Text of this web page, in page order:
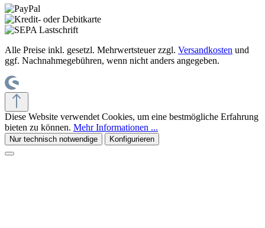
Alle Preise inkl. gesetzl. Mehrwertsteuer zzgl. Versandkosten und
ggf. Nachnahmegebühren, wenn nicht anders angegeben.
Diese Website verwendet Cookies, um eine bestmögliche Erfahrung
bieten zu können. Mehr Informationen ...
Nur technisch notwendige Konfigurieren